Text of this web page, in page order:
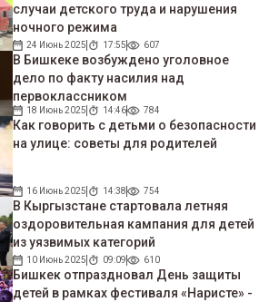
случаи детского труда и нарушения
ночного режима
24 Июнь 2025 17:55 607
В Бишкеке возбуждено уголовное
дело по факту насилия над
первоклассником
18 Июнь 2025 14:46 784
Как говорить с детьми о безопасности
на улице: советы для родителей
16 Июнь 2025 14:38 754
В Кыргызстане стартовала летняя
оздоровительная кампания для детей
из уязвимых категорий
10 Июнь 2025 09:09 610
Бишкек отпраздновал День защиты
детей в рамках фестиваля «Наристе» -